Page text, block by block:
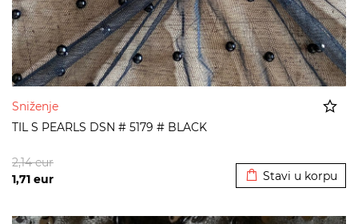
Sniženje
TIL S PEARLS DSN # 5179 # BLACK
1,71 eur
2,14eur
Stavi u korpu